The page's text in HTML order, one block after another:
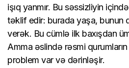
işıq yanmır. Bu səssizliyin
təklif edir: burada yaşa, bunun
verək. Bu cümlə ilk baxışdan
Amma əslində rəsmi qurumların
problem var və dərinləşir.